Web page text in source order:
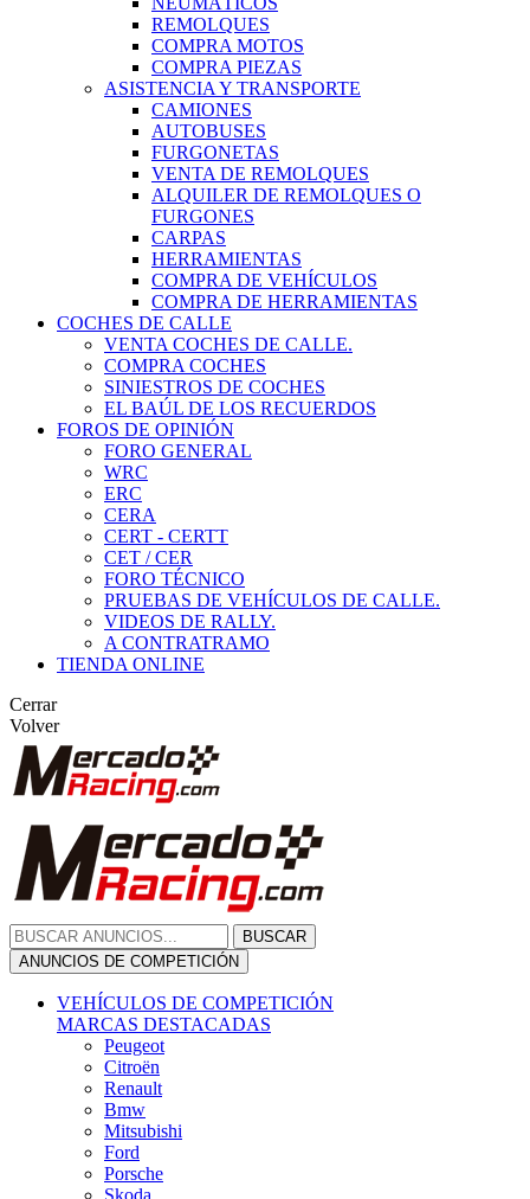
REMOLQUES
COMPRA MOTOS
COMPRA PIEZAS
ASISTENCIA Y TRANSPORTE
CAMIONES
AUTOBUSES
FURGONETAS
VENTA DE REMOLQUES
ALQUILER DE REMOLQUES O
FURGONES
CARPAS
HERRAMIENTAS
COMPRA DE VEHÍCULOS
COMPRA DE HERRAMIENTAS
COCHES DE CALLE
VENTA COCHES DE CALLE.
COMPRA COCHES
SINIESTROS DE COCHES
EL BAÚL DE LOS RECUERDOS
FOROS DE OPINIÓN
FORO GENERAL
WRC
ERC
CERA
CERT - CERTT
CET / CER
FORO TÉCNICO
PRUEBAS DE VEHÍCULOS DE CALLE.
VIDEOS DE RALLY.
A CONTRATRAMO
TIENDA ONLINE
Cerrar
Volver
BUSCAR
ANUNCIOS DE COMPETICIÓN
VEHÍCULOS DE COMPETICIÓN
MARCAS DESTACADAS
Peugeot
Citroën
Renault
Bmw
Mitsubishi
Ford
Porsche
Skoda